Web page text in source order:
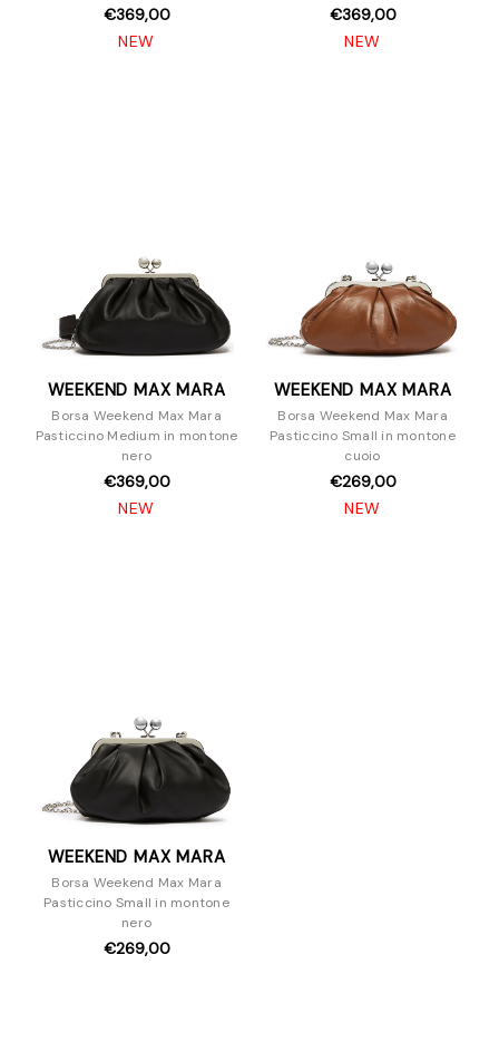
€369,00
NEW
€369,00
NEW
WEEKEND MAX MARA
Borsa Weekend Max Mara
Pasticcino Medium in montone
nero
€369,00
NEW
WEEKEND MAX MARA
Borsa Weekend Max Mara
Pasticcino Small in montone
cuoio
€269,00
NEW
WEEKEND MAX MARA
Borsa Weekend Max Mara
Pasticcino Small in montone
nero
€269,00